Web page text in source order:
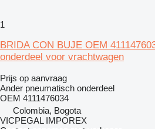
1
BRIDA CON BUJE OEM
onderdeel voor vrachtwagen
Prijs op aanvraag
Ander pneumatisch onderdeel
OEM 4111476034
Colombia, Bogota
VICPEGAL IMPOREX